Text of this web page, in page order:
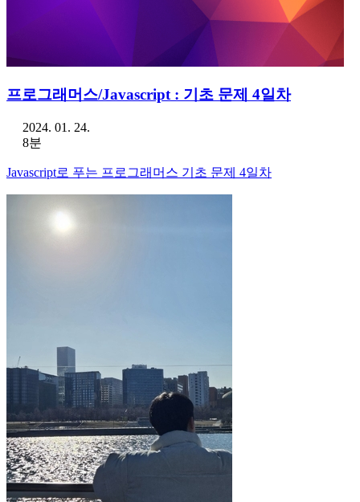
프로그래머스/Javascript : 기초 문제 4일차
2024. 01. 24.
8분
Javascript로 푸는 프로그래머스 기초 문제 4일차